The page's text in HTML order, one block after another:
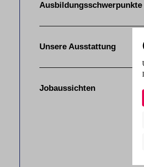
Ausbildungsschwerpunkte
Unsere Ausstattung
Jobaussichten